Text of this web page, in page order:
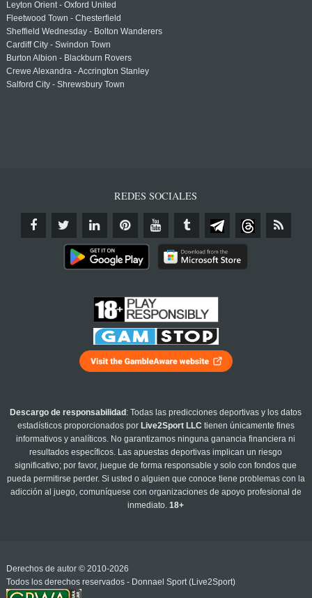
Leyton Orient - Oxford United
Fleetwood Town - Chesterfield
Sheffield Wednesday - Bolton Wanderers
Cardiff City - Swindon Town
Burton Albion - Blackburn Rovers
Crewe Alexandra - Accrington Stanley
Salford City - Shrewsbury Town
REDES SOCIALES
Descargo de responsabilidad : Todas las predicciones deportivas y los datos
estadísticos proporcionados por Live2Sport LLC tienen únicamente fines
informativos y analíticos. No garantizamos ninguna ganancia financiera ni
resultados específicos. Las apuestas deportivas implican un riesgo
significativo; por favor, juegue de forma responsable y solo con fondos que
pueda permitirse perder. Si usted o alguien que conoce tiene problemas con la
adicción al juego, comuníquese con organizaciones de apoyo profesional de
inmediato.18+
Derechos de autor © 2010-2026
Todos los derechos reservados - Donnael Sport (Live2Sport)